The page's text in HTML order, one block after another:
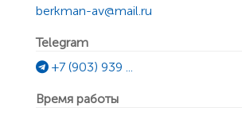
berkman-av@mail.ru
Telegram
+7 (903) 939 ...
Время работы